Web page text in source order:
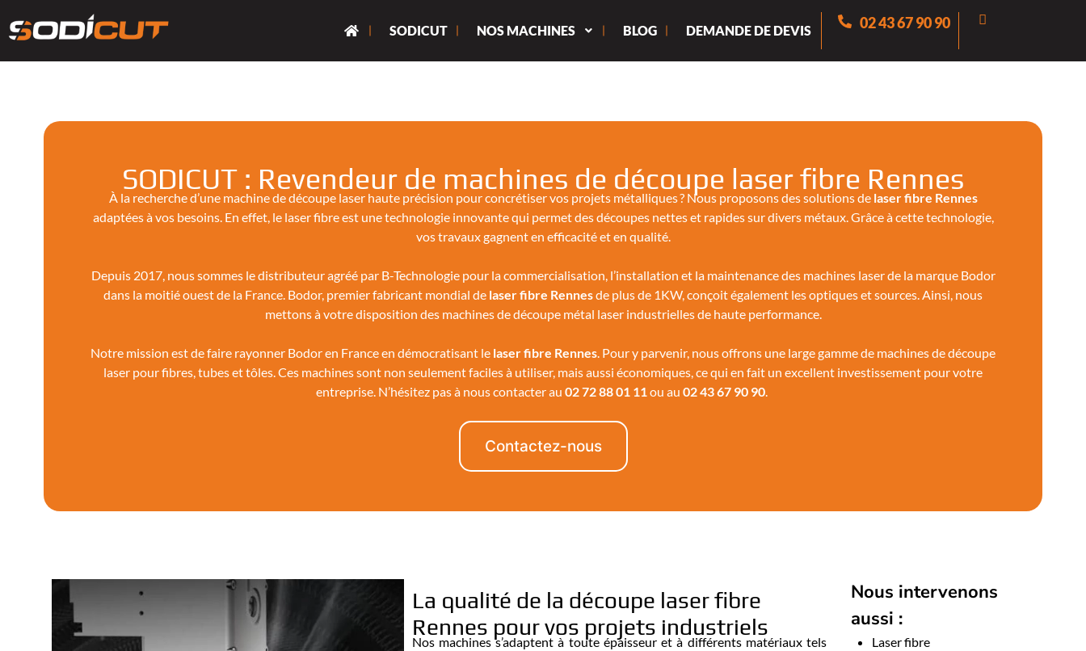
SODICUT NOS MACHINES BLOG DEMANDE DE DEVIS 02 43 67 90 90
SODICUT : Revendeur de machines de découpe laser fibre Rennes
À la recherche d’une machine de découpe laser haute précision pour concrétiser vos projets métalliques ? Nous proposons des solutions de laser fibre Rennes
adaptées à vos besoins. En effet, le laser fibre est une technologie innovante qui permet des découpes nettes et rapides sur divers métaux. Grâce à cette technologie,
vos travaux gagnent en efficacité et en qualité.
Depuis 2017, nous sommes le distributeur agréé par B-Technologie pour la commercialisation, l’installation et la maintenance des machines laser de la marque Bodor
dans la moitié ouest de la France. Bodor, premier fabricant mondial de laser fibre Rennesde plus de 1KW, conçoit également les optiques et sources. Ainsi, nous
mettons à votre disposition des machines de découpe métal laser industrielles de haute performance.
Notre mission est de faire rayonner Bodor en France en démocratisant le laser fibre Rennes . Pour y parvenir, nous offrons une large gamme de machines de découpe
laser pour fibres, tubes et tôles. Ces machines sont non seulement faciles à utiliser, mais aussi économiques, ce qui en fait un excellent investissement pour votre
entreprise. N’hésitez pas à nous contacter au 02 72 88 01 11 ou au 02 43 67 90 90
Contactez-nous
La qualité de la découpe laser fibre
Rennes pour vos projets industriels
Nos machines s’adaptent à toute épaisseur et à différents matériaux tels
Nous intervenons
aussi :
Laser fibre